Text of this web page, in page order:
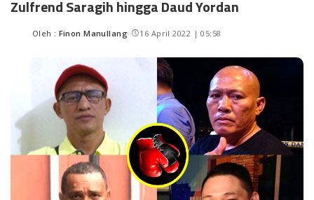
Zulfrend Saragih hingga Daud Yordan
Oleh : Finon Manullang 16 April 2022 | 05:58